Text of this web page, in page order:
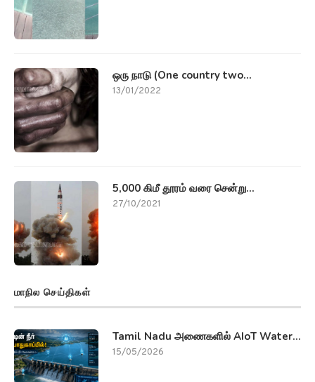
ஒரு நாடு (One country two...
13/01/2022
5,000 கிமீ தூரம் வரை சென்று...
27/10/2021
மாநில செய்திகள்
Tamil Nadu அணைகளில் AIoT Water...
15/05/2026